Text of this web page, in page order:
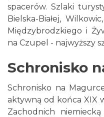
spacerów. Szlaki
Bielska-Białej,
Międzybrodzkiego i
na Czupel - najwyższy
Schronisko
Schronisko na
aktywną od końca XIX
Zachodnich